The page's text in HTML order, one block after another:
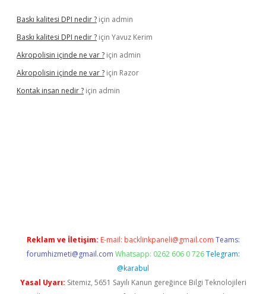
Baskı kalitesi DPI nedir ? için admin
Baskı kalitesi DPI nedir ? için Yavuz Kerim
Akropolisin içinde ne var ? için admin
Akropolisin içinde ne var ? için Razor
Kontak insan nedir ? için admin
Reklam ve İletişim: E-mail: backlinkpaneli@gmail.com Teams:
forumhizmeti@gmail.com Whatsapp: 0262 606 0 726 Telegram:
@karabul
Yasal Uyarı: Sitemiz, 5651 Sayılı Kanun gereğince Bilgi Teknolojileri